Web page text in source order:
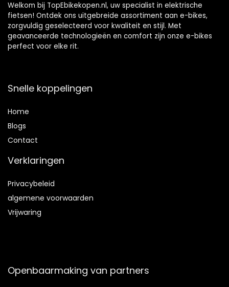
Welkom bij TopEbikekopen.nl, uw specialist in elektrische
fietsen! Ontdek ons uitgebreide assortiment aan e-bikes,
zorgvuldig geselecteerd voor kwaliteit en stijl. Met
geavanceerde technologieën en comfort zijn onze e-bikes
perfect voor elke rit.
Snelle koppelingen
Home
Blogs
Contact
Verklaringen
Privacybeleid
algemene voorwaarden
Vrijwaring
Openbaarmaking van partners